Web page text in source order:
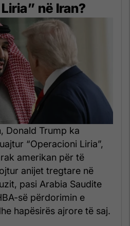
në Iran?
Donald Trump ka
“Operacioni Liria”,
amerikan për të
anijet tregtare në
pasi Arabia Saudite
së përdorimin e
hapësirës ajrore të saj.